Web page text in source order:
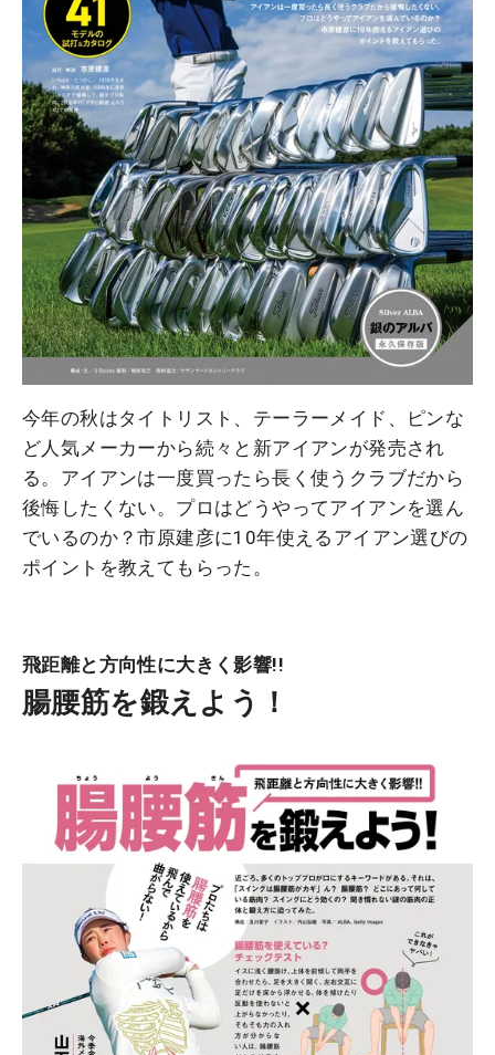
今年の秋はタイトリスト、テーラーメイド、ピンな
ど人気メーカーから続々と新アイアンが発売され
る。アイアンは一度買ったら長く使うクラブだから
後悔したくない。プロはどうやってアイアンを選ん
でいるのか？市原建彦に10年使えるアイアン選びの
ポイントを教えてもらった。
飛距離と方向性に大きく影響!!
腸腰筋を鍛えよう！